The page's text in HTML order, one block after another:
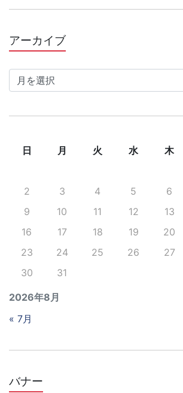
アーカイブア
ー
カ
2026年8月
日 月 火 水 木
2
3 4 5 6
9
10 11 12 13
16
17 18 19 20
23
24 25 26 27
30
31
« 7月
バナー